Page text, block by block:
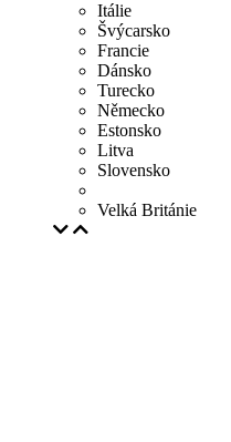
Itálie
Švýcarsko
Francie
Dánsko
Turecko
Německo
Estonsko
Litva
Slovensko
Velká Británie